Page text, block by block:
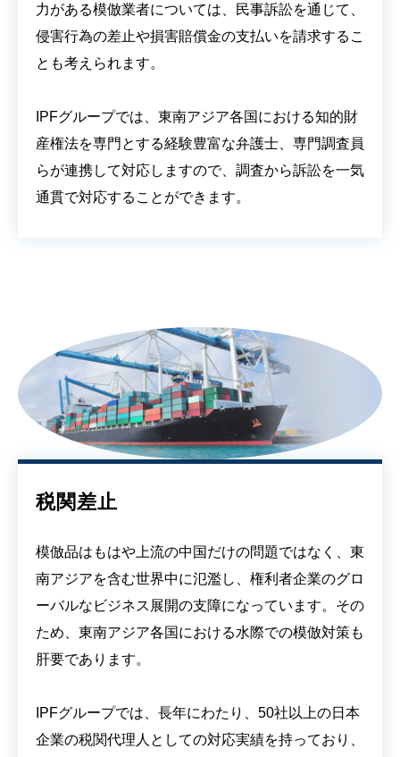
力がある模倣業者については、民事訴訟を通じて、
侵害行為の差止や損害賠償金の支払いを請求するこ
とも考えられます。
IPFグループでは、東南アジア各国における知的財
産権法を専門とする経験豊富な弁護士、専門調査員
らが連携して対応しますので、調査から訴訟を一気
通貫で対応することができます。
税関差止
模倣品はもはや上流の中国だけの問題ではなく、東
南アジアを含む世界中に氾濫し、権利者企業のグロ
ーバルなビジネス展開の支障になっています。その
ため、東南アジア各国における水際での模倣対策も
肝要であります。
IPFグループでは、長年にわたり、50社以上の日本
企業の税関代理人としての対応実績を持っており、